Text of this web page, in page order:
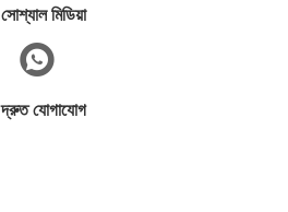
সোশ্যাল মিডিয়া
দ্রুত যোগাযোগ